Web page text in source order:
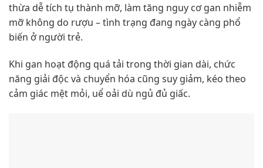
thừa dễ tích tụ thành mỡ, làm tăng nguy cơ gan nhiễm
mỡ không do rượu – tình trạng đang ngày càng phổ
biến ở người trẻ.
Khi gan hoạt động quá tải trong thời gian dài, chức
năng giải độc và chuyển hóa cũng suy giảm, kéo theo
cảm giác mệt mỏi, uể oải dù ngủ đủ giấc.